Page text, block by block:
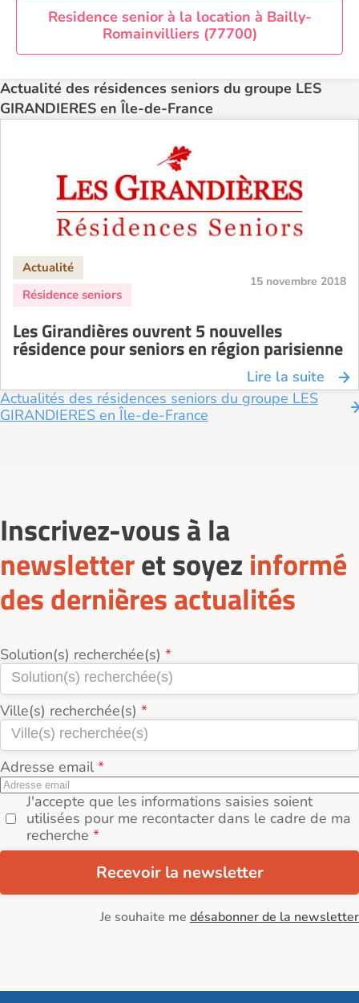
Residence senior à la location à Bailly-
Romainvilliers (77700)
Actualité des résidences seniors du groupe LES
GIRANDIERES en Île-de-France
15 novembre 2018
Les Girandières ouvrent 5 nouvelles
résidence pour seniors en région parisienne
Lire la suite
Actualités des résidences seniors du groupe LES
GIRANDIERES en Île-de-France
Inscrivez-vous à la
newsletteret soyez informé
des dernières actualités
Solution(s) recherchée(s)
Ville(s) recherchée(s)
Adresse email
J'accepte que les informations saisies soient
utilisées pour me recontacter dans le cadre de ma
recherche
Recevoir la newsletter
Je souhaite me désabonner de la newsletter